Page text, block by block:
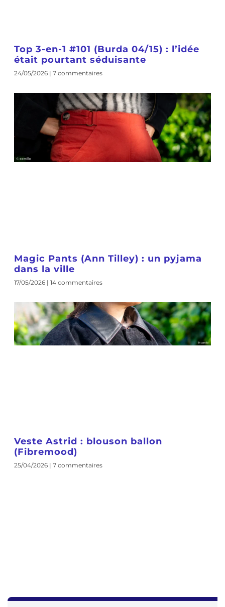
Top 3-en-1 #101 (Burda 04/15) : l’idée
était pourtant séduisante
24/05/2026 7 commentaires
Magic Pants (Ann Tilley) : un pyjama
dans la ville
17/05/2026 14 commentaires
Veste Astrid : blouson ballon
(Fibremood)
25/04/2026 7 commentaires